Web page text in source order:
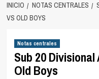
INICIO NOTAS CENTRALES
VS OLD BOYS
Notas centrales
Sub 20
Old Boys